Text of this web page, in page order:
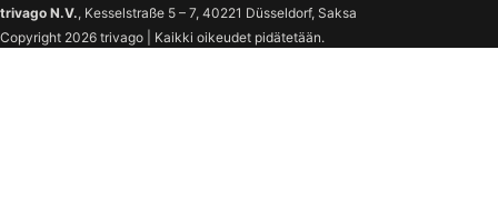
trivago N.V., Kesselstraße 5 – 7, 40221 Düsseldorf, Saksa
Copyright 2026 trivago | Kaikki oikeudet pidätetään.